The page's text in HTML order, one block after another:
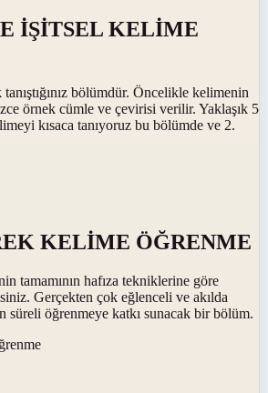
İŞİTSEL KELİME
bölümdür. Öncelikle kelimenin
örnek cümle ve çevirisi verilir. Yaklaşık 5
kısaca tanıyoruz bu bölümde ve 2.
KELİME ÖĞRENME
tamamının hafıza tekniklerine göre
Gerçekten çok eğlenceli ve akılda
süreli öğrenmeye katkı sunacak bir bölüm.